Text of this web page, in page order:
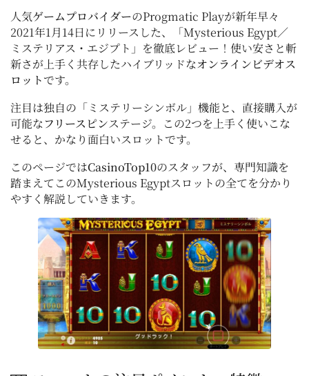
人気ゲームプロバイダーのProgmatic Playが新年早々
2021年1月14日にリリースした、「Mysterious Egypt／
ミステリアス・エジプト」を徹底レビュー！使い安さと斬
新さが上手く共存したハイブリッドなオンラインビデオス
ロットです。
注目は独自の「ミステリーシンボル」機能と、直接購入が
可能なフリースピンステージ。この2つを上手く使いこな
せると、かなり面白いスロットです。
このページではCasinoTop10のスタッフが、専門知識を
踏まえてこのMysterious Egyptスロットの全てを分かり
やすく解説していきます。